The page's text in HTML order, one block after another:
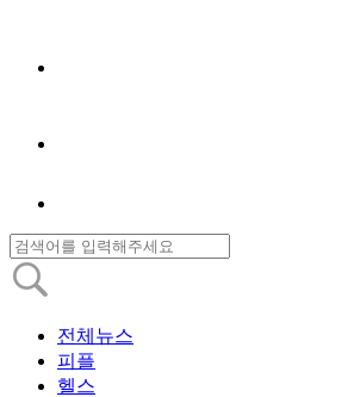
전체뉴스
피플
헬스